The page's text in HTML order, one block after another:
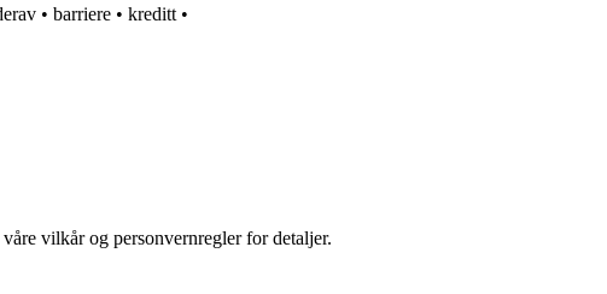
• barriere • kreditt •
vilkår og personvernregler for detaljer.